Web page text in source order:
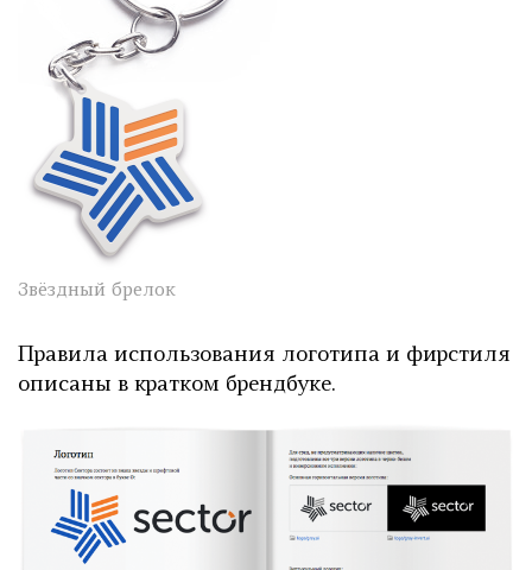
Звёздный брелок
Правила использования логотипа и фирстиля
описаны в кратком брендбуке.